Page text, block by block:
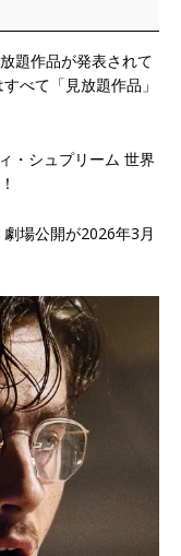
題作品が発表されて
べて「見放題作品」
・シュプリーム 世界
場公開が2026年3月